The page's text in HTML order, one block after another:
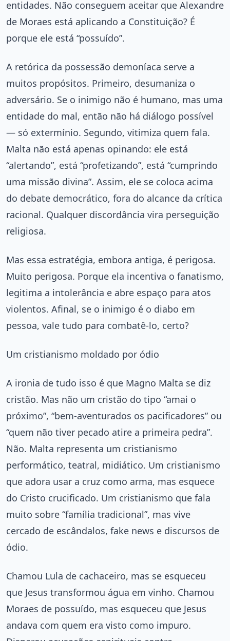
entidades. Não conseguem aceitar que Alexandre
de Moraes está aplicando a Constituição? É
porque ele está “possuído”.
A retórica da possessão demoníaca serve a
muitos propósitos. Primeiro, desumaniza o
adversário. Se o inimigo não é humano, mas uma
entidade do mal, então não há diálogo possível
— só extermínio. Segundo, vitimiza quem fala.
Malta não está apenas opinando: ele está
“alertando”, está “profetizando”, está “cumprindo
uma missão divina”. Assim, ele se coloca acima
do debate democrático, fora do alcance da crítica
racional. Qualquer discordância vira perseguição
religiosa.
Mas essa estratégia, embora antiga, é perigosa.
Muito perigosa. Porque ela incentiva o fanatismo,
legitima a intolerância e abre espaço para atos
violentos. Afinal, se o inimigo é o diabo em
pessoa, vale tudo para combatê-lo, certo?
Um cristianismo moldado por ódio
A ironia de tudo isso é que Magno Malta se diz
cristão. Mas não um cristão do tipo “amai o
próximo”, “bem-aventurados os pacificadores” ou
“quem não tiver pecado atire a primeira pedra”.
Não. Malta representa um cristianismo
performático, teatral, midiático. Um cristianismo
que adora usar a cruz como arma, mas esquece
do Cristo crucificado. Um cristianismo que fala
muito sobre “família tradicional”, mas vive
cercado de escândalos, fake news e discursos de
ódio.
Chamou Lula de cachaceiro, mas se esqueceu
que Jesus transformou água em vinho. Chamou
Moraes de possuído, mas esqueceu que Jesus
andava com quem era visto como impuro.